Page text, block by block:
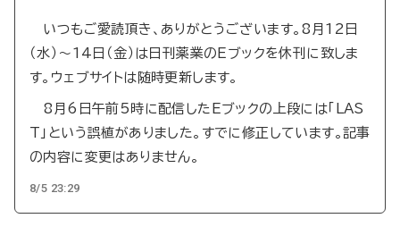
いつもご愛読頂き、ありがとうございます。8月12日
（水）～14日（金）は日刊薬業のEブックを休刊に致しま
す。ウェブサイトは随時更新します。
8月6日午前5時に配信したEブックの上段には「LAS
T」という誤植がありました。すでに修正しています。記事
の内容に変更はありません。
8/5 23:29